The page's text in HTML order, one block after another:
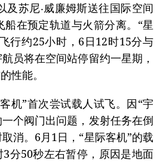
及苏尼‧威廉姆斯送往国际空间
在预定轨道与火箭分离。“星
行约25小时，6日12时15分与
员将在空间站停留约一星期，
性能。
”首次尝试载人试飞。因“宇
个阀门出问题，发射任务在倒
消。6月1日，“星际客机”的载
3分50秒左右暂停，原因是地面